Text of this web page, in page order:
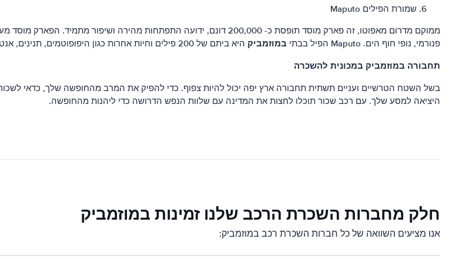
שמורת הפילים Maputo
ממוקם מדרום מאפוטו, זה פארק מוסד תופסת כ- 200,000 דונם, ידועה התפתחות מהירה
פנורמי, נופי חוף הים. Maputo הפיל בבתי
במוזמביק היא ביתם של 200 פילים וחיות אחרות כגון היפופוטמים, תנינים, אנטילופות.
תחבורה במוזמביק במכונית להשכרה
בשל השטח הטרשיים ועניים תשתית תחבורה ארץ יפה יכול להיות צפוף. כדי להפיק את המרב מהחופשה שלך, כדאי
היציאה למסע שלך. עם רכב שכור תוכלו לחצות את המדינה עם שלוות הנפש הדרושה כדי ליהנות מהחופשה.
חלק מחברות השכרת הרכב שלנו זמינות במוזמביק
אנו מציעים השוואה של כל חברות השכרת רכב במוזמביק: